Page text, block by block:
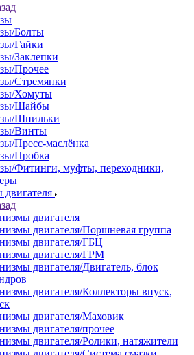
Болты
Гайки
Заклепки
Прочее
Стремянки
Хомуты
Шайбы
Шпильки
Винты
Пресс-маслёнка
Пробка
Фитинги, муфты, переходники,
двигателя
двигателя/Поршневая группа
двигателя/ГБЦ
двигателя/ГРМ
двигателя/Двигатель, блок
двигателя/Коллекторы впуск,
двигателя/Маховик
двигателя/прочее
двигателя/Ролики, натяжители